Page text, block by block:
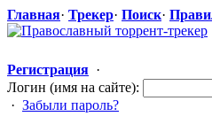
Главная· Трекер· Поиск·
Регистрация ·
Логин (имя на сайте):
· Забыли пароль?